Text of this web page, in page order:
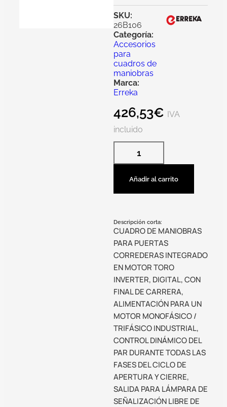
SKU:
26B106
Categoría:
Accesorios
para
cuadros de
maniobras
Marca:
Erreka
426,53€ IVA
incluido
Añadir al carrito
Descripción corta:
CUADRO DE MANIOBRAS
PARA PUERTAS
CORREDERAS INTEGRADO
EN MOTOR TORO
INVERTER, DIGITAL, CON
FINAL DE CARRERA,
ALIMENTACIÓN PARA UN
MOTOR MONOFÁSICO /
TRIFÁSICO INDUSTRIAL,
CONTROL DINÁMICO DEL
PAR DURANTE TODAS LAS
FASES DEL CICLO DE
APERTURA Y CIERRE,
SALIDA PARA LÁMPARA DE
SEÑALIZACIÓN LIBRE DE